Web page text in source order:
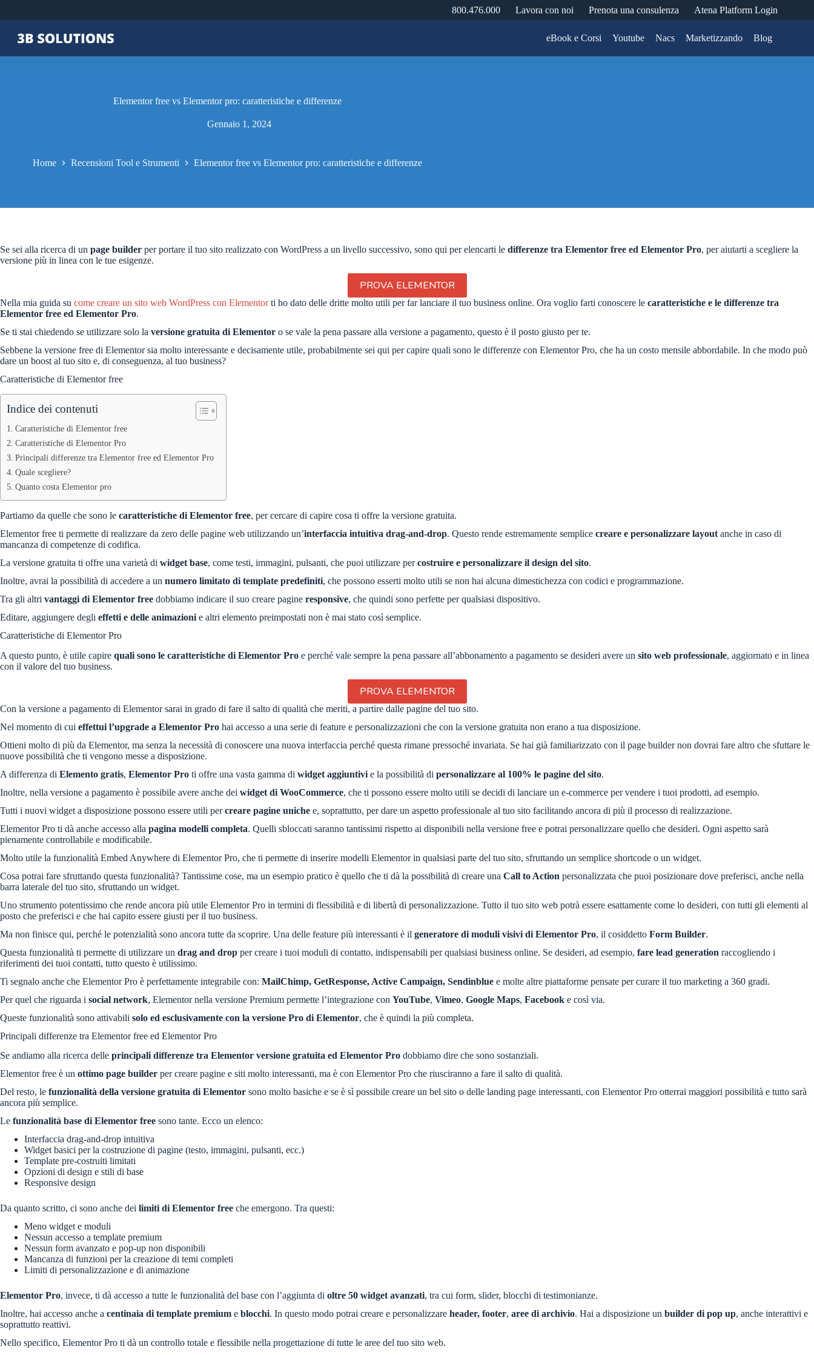
800.476.000 Lavora con noi Prenota una consulenza Atena Platform Login
eBook e Corsi Youtube Nacs Marketizzando Blog
Elementor free vs Elementor pro: caratteristiche e differenze
Gennaio 1, 2024
Home Recensioni Tool e Strumenti Elementor free vs Elementor pro: caratteristiche e differenze
Se sei alla ricerca di un page builder per portare il tuo sito realizzato con WordPress a un livello successivo, sono qui per elencarti le differenze tra Elementor free ed Elementor Pro, per aiutarti a scegliere la
versione più in linea con le tue esigenze.
PROVA ELEMENTOR
Nella mia guida su come creare un sito web WordPress con Elementorti ho dato delle dritte molto utili per far lanciare il tuo business online. Ora voglio farti conoscere le caratteristiche e le differenze tra
Elementor free ed Elementor Pro.
Se ti stai chiedendo se utilizzare solo la versione gratuita di Elementor o se vale la pena passare alla versione a pagamento, questo è il posto giusto per te.
Sebbene la versione free di Elementor sia molto interessante e decisamente utile, probabilmente sei qui per capire quali sono le differenze con Elementor Pro, che ha un costo mensile abbordabile. In che modo può
dare un boost al tuo sito e, di conseguenza, al tuo business?
Caratteristiche di Elementor free
Indice dei contenuti
Caratteristiche di Elementor free
Caratteristiche di Elementor Pro
Principali differenze tra Elementor free ed Elementor Pro
Quale scegliere?
Quanto costa Elementor pro
Partiamo da quelle che sono le caratteristiche di Elementor free, per cercare di capire cosa ti offre la versione gratuita.
Elementor free ti permette di realizzare da zero delle pagine web utilizzando un’interfaccia intuitiva drag-and-drop. Questo rende estremamente semplice creare e personalizzare layout anche in caso di
mancanza di competenze di codifica.
La versione gratuita ti offre una varietà di widget base, come testi, immagini, pulsanti, che puoi utilizzare percostruire e personalizzare il design del sito.
Inoltre, avrai la possibilità di accedere a un numero limitato di template predefiniti, che possono esserti molto utili se non hai alcuna dimestichezza con codici e programmazione.
Tra gli altri vantaggi di Elementor free dobbiamo indicare il suo creare pagine responsive, che quindi sono perfette per qualsiasi dispositivo.
Editare, aggiungere degli effetti e delle animazioni e altri elemento preimpostati non è mai stato così semplice.
Caratteristiche di Elementor Pro
A questo punto, è utile capire quali sono le caratteristiche di Elementor Pro e perché vale sempre la pena passare all’abbonamento a pagamento se desideri avere un sito web professionale, aggiornato e in linea
con il valore del tuo business.
PROVA ELEMENTOR
Con la versione a pagamento di Elementor sarai in grado di fare il salto di qualità che meriti, a partire dalle pagine del tuo sito.
Nel momento di cui effettui l’upgrade a Elementor Pro hai accesso a una serie di feature e personalizzazioni che con la versione gratuita non erano a tua disposizione.
Ottieni molto di più da Elementor, ma senza la necessità di conoscere una nuova interfaccia perché questa rimane pressoché invariata. Se hai già familiarizzato con il page builder non dovrai fare altro che sfuttare le
nuove possibilità che ti vengono messe a disposizione.
A differenza di Elemento gratis, Elementor Pro ti offre una vasta gamma di widget aggiuntivi e la possibilità di personalizzare al 100% le pagine del sito.
Inoltre, nella versione a pagamento è possibile avere anche dei widget di WooCommerce, che ti possono essere molto utili se decidi di lanciare un e-commerce per vendere i tuoi prodotti, ad esempio.
Tutti i nuovi widget a disposizione possono essere utili percreare pagine uniche e, soprattutto, per dare un aspetto professionale al tuo sito facilitando ancora di più il processo di realizzazione.
Elementor Pro ti dà anche accesso alla pagina modelli completa. Quelli sbloccati saranno tantissimi rispetto ai disponibili nella versione free e potrai personalizzare quello che desideri. Ogni aspetto sarà
pienamente controllabile e modificabile.
Molto utile la funzionalità Embed Anywhere di Elementor Pro, che ti permette di inserire modelli Elementor in qualsiasi parte del tuo sito, sfruttando un semplice shortcode o un widget.
Cosa potrai fare sfruttando questa funzionalità? Tantissime cose, ma un esempio pratico è quello che ti dà la possibilità di creare una Call to Action personalizzata che puoi posizionare dove preferisci, anche nella
barra laterale del tuo sito, sfruttando un widget.
Uno strumento potentissimo che rende ancora più utile Elementor Pro in termini di flessibilità e di libertà di personalizzazione. Tutto il tuo sito web potrà essere esattamente come lo desideri, con tutti gli elementi al
posto che preferisci e che hai capito essere giusti per il tuo business.
Ma non finisce qui, perché le potenzialità sono ancora tutte da scoprire. Una delle feature più interessanti è il generatore di moduli visivi di Elementor Pro, il cosiddetto Form Builder.
Questa funzionalità ti permette di utilizzare un drag and drop per creare i tuoi moduli di contatto, indispensabili per qualsiasi business online. Se desideri, ad esempio, fare lead generation raccogliendo i
riferimenti dei tuoi contatti, tutto questo è utilissimo.
Ti segnalo anche che Elementor Pro è perfettamente integrabile con: MailChimp, GetResponse, Active Campaign, Sendinblue e molte altre piattaforme pensate per curare il tuo marketing a 360 gradi.
Per quel che riguarda i social network, Elementor nella versione Premium permette l’integrazione con YouTube, Vimeo, Google Maps, Facebook e così via.
Queste funzionalità sono attivabili solo ed esclusivamente con la versione Pro di Elementor, che è quindi la più completa.
Principali differenze tra Elementor free ed Elementor Pro
Se andiamo alla ricerca delle principali differenze tra Elementor versione gratuita ed Elementor Pro dobbiamo dire che sono sostanziali.
Elementor free è un ottimo page builder per creare pagine e siti molto interessanti, ma è con Elementor Pro che riusciranno a fare il salto di qualità.
Del resto, le funzionalità della versione gratuita di Elementor sono molto basiche e se è sì possibile creare un bel sito o delle landing page interessanti, con Elementor Pro otterrai maggiori possibilità e tutto sarà
ancora più semplice.
Le funzionalità base di Elementor free sono tante. Ecco un elenco:
Interfaccia drag-and-drop intuitiva
Widget basici per la costruzione di pagine (testo, immagini, pulsanti, ecc.)
Template pre-costruiti limitati
Opzioni di design e stili di base
Responsive design
Da quanto scritto, ci sono anche dei limiti di Elementor free che emergono. Tra questi:
Meno widget e moduli
Nessun accesso a template premium
Nessun form avanzato e pop-up non disponibili
Mancanza di funzioni per la creazione di temi completi
Limiti di personalizzazione e di animazione
Elementor Pro, invece, ti dà accesso a tutte le funzionalità del base con l’aggiunta di oltre 50 widget avanzati, tra cui form, slider, blocchi di testimonianze.
Inoltre, hai accesso anche a centinaia di template premium e blocchi. In questo modo potrai creare e personalizzare header, footer, aree di archivio. Hai a disposizione un builder di pop up, anche interattivi e
soprattutto reattivi.
Nello specifico, Elementor Pro ti dà un controllo totale e flessibile nella progettazione di tutte le aree del tuo sito web.